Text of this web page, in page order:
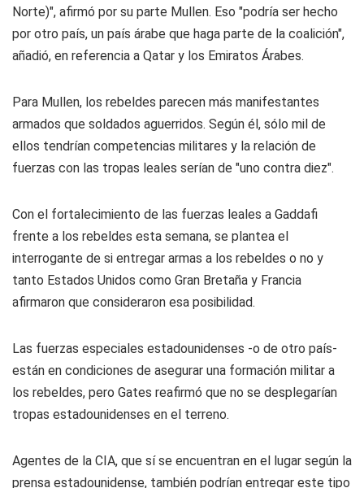
Norte)", afirmó por su parte Mullen. Eso "podría ser hecho
por otro país, un país árabe que haga parte de la coalición",
añadió, en referencia a Qatar y los Emiratos Árabes.
Para Mullen, los rebeldes parecen más manifestantes
armados que soldados aguerridos. Según él, sólo mil de
ellos tendrían competencias militares y la relación de
fuerzas con las tropas leales serían de "uno contra diez".
Con el fortalecimiento de las fuerzas leales a Gaddafi
frente a los rebeldes esta semana, se plantea el
interrogante de si entregar armas a los rebeldes o no y
tanto Estados Unidos como Gran Bretaña y Francia
afirmaron que consideraron esa posibilidad.
Las fuerzas especiales estadounidenses -o de otro país-
están en condiciones de asegurar una formación militar a
los rebeldes, pero Gates reafirmó que no se desplegarían
tropas estadounidenses en el terreno.
Agentes de la CIA, que sí se encuentran en el lugar según la
prensa estadounidense, también podrían entregar este tipo